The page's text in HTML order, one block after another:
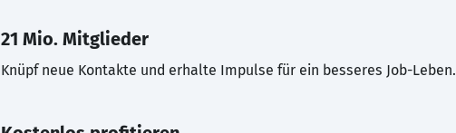
21 Mio. Mitglieder
Knüpf neue Kontakte und erhalte Impulse für ein besseres Job-Leben.